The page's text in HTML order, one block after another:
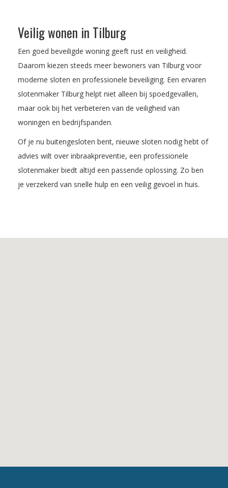
Veilig wonen in Tilburg
Een goed beveiligde woning geeft rust en veiligheid.
Daarom kiezen steeds meer bewoners van Tilburg voor
moderne sloten en professionele beveiliging. Een ervaren
slotenmaker Tilburg helpt niet alleen bij spoedgevallen,
maar ook bij het verbeteren van de veiligheid van
woningen en bedrijfspanden.
Of je nu buitengesloten bent, nieuwe sloten nodig hebt of
advies wilt over inbraakpreventie, een professionele
slotenmaker biedt altijd een passende oplossing. Zo ben
je verzekerd van snelle hulp en een veilig gevoel in huis.
Slotenmaker